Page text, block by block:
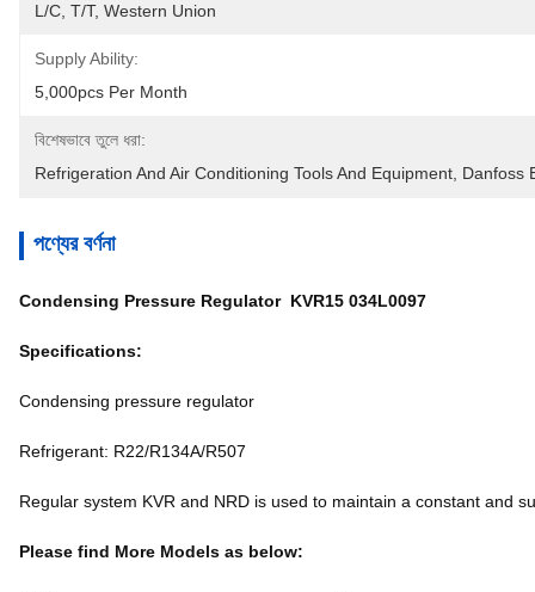
L/C, T/T, Western Union
Supply Ability:
5,000pcs Per Month
বিশেষভাবে তুলে ধরা:
Refrigeration And Air Conditioning Tools And Equipment Danfoss
পণ্যের বর্ণনা
Condensing Pressure Regulator KVR15 034L0097
Specifications:
Condensing pressure regulator
Refrigerant: R22/R134A/R507
Regular system KVR and NRD is used to maintain a constant and
Please find More Models as below: